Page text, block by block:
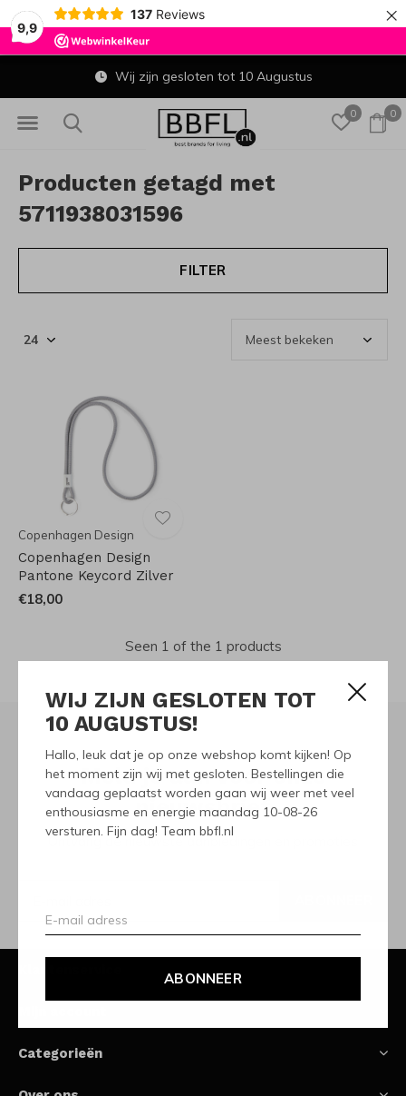
9,9
137 Reviews ×
WIJ ZIJN GESLOTEN TOT
10 AUGUSTUS!
Hallo, leuk dat je op onze webshop komt kijken! Op
het moment zijn wij met gesloten. Bestellingen die
vandaag geplaatst worden gaan wij weer met veel
enthousiasme en energie maandag 10-08-26
versturen. Fijn dag! Team bbfl.nl
ABONNEER
0 0
Wij zijn gesloten tot 10 Augustus
Producten getagd met
5711938031596
FILTER
Copenhagen Design
Copenhagen Design
Pantone Keycord Zilver
€18,00
Seen 1 of the 1 products
Meld je aan voor onze
nieuwsbrief
Ontvang de nieuwste aanbiedingen en promoties
Categorieën